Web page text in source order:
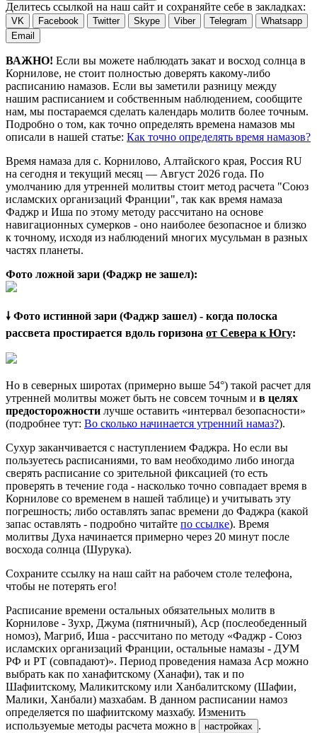
Делитесь ссылкой на наш сайт и сохраняйте себе в закладках:
VK Facebook Twitter Skype Viber Telegram
Whatsapp
Email
ВАЖНО! Если вы можете наблюдать закат и восход солнца в
Корнилове, не стоит полностью доверять какому-либо
расписанию намазов. Если вы заметили разницу между
нашим расписанием и собственным наблюдением, сообщите
нам, мы постараемся сделать календарь молитв более точным.
Подробно о том, как точно определять времена намазов мы
описали в нашей статье: Как точно определять время намазов?
Время намаза для с. Корнилово, Алтайского края, Россия RU
на сегодня и текущий месяц — Август 2026 года. По
умолчанию для утренней молитвы стоит метод расчета "Союз
исламских организаций Франции", так как время намаза
Фаджр и Иша по этому методу рассчитано на основе
навигационных сумерков - оно наиболее безопасное и близко
к точному, исходя из наблюдений многих мусульман в разных
частях планеты.
Фото ложной зари (Фаджр не зашел):
🠗 Фото истинной зари (Фаджр зашел) - когда полоска
рассвета простирается вдоль горизона от Севера к Югу:
Но в северных широтах (примерно выше 54°) такой расчет для
утренней молитвы может быть не совсем точным и в целях
предосторожности лучше оставить «интервал безопасности»
(подробнее тут: Во сколько начинается утренний намаз?).
Сухур заканчивается с наступлением Фаджра. Но если вы
пользуетесь расписаниями, то вам необходимо либо иногда
сверять расписание со зрительной фиксацией (то есть
проверять в течение года - насколько точно совпадает время в
Корнилове со временем в нашей таблице) и учитывать эту
погрешность; либо оставлять запас времени до Фаджра (какой
запас оставлять - подробно читайте по ссылке). Время
молитвы Духа начинается примерно через 20 минут после
восхода солнца (Шурука).
Сохраните ссылку на наш сайт на рабочем столе телефона,
чтобы не потерять его!
Расписание времени остальных обязательных молитв в
Корнилове - Зухр, Джума (пятничный), Аср (послеобеденный
номоз), Магриб, Иша - рассчитано по методу «Фаджр - Союз
исламских организаций Франции, остальные намазы - ДУМ
РФ и РТ (совпадают)». Период проведения намаза Аср можно
выбрать как по ханафитскому (Ханафи), так и по
Шафиитскому, Маликитскому или Ханбалитскому (Шафии,
Малики, Ханбали) мазхабам. В данном расписании намоз
определяется по шафиитскому мазхабу. Изменить
используемые методы расчета можно в
настройках .